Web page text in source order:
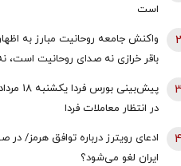
است
واکنش جامعه روحانیت مبارز به
باقر خرازی نه صدای روحانیت است،
2
در انتظار معاملات فردا
3
ادعای رویترز درباره توافق هرمز/ در
ایران لغو می‌شود؟
4